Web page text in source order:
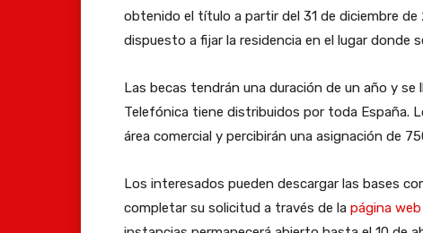
obtenido el título a partir del 31 de diciembre
dispuesto a fijar la residencia en el lugar donde
Las becas tendrán una duración de un año y
Telefónica tiene distribuidos por toda España.
área comercial y percibirán una asignación de
Los interesados pueden descargar las bases
completar su solicitud a través de la página